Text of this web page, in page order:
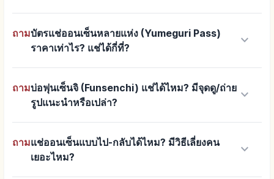
ถามบัตรแช่ออนเซ็นหลายแห่ง (Yumeguri Pass)
ราคาเท่าไร? แช่ได้กี่ที่?
keyboard_arrow_down
ถามบ่อฟุนเซ็นจิ (Funsenchi) แช่ได้ไหม? มีจุดดู/ถ่าย
รูปแนะนำหรือเปล่า?
keyboard_arrow_down
ถามแช่ออนเซ็นแบบไป-กลับได้ไหม? มีวิธีเลี่ยงคน
เยอะไหม?
keyboard_arrow_down